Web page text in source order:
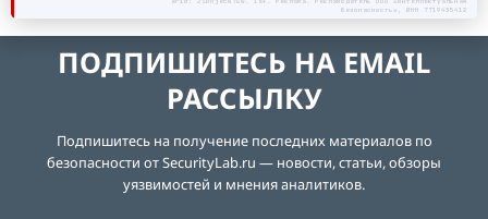
безопасность», ИНН 7719435412
ПОДПИШИТЕСЬ НА EMAIL
РАССЫЛКУ
Подпишитесь на получение последних материалов по
безопасности от SecurityLab.ru — новости, статьи, обзоры
уязвимостей и мнения аналитиков.